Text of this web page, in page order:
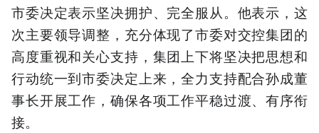
市委决定表示坚决拥护、完全服从。他表示，这
次主要领导调整，充分体现了市委对交控集团的
高度重视和关心支持，集团上下将坚决把思想和
行动统一到市委决定上来，全力支持配合孙成董
事长开展工作，确保各项工作平稳过渡、有序衔
接。